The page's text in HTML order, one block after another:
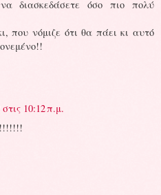
διασκεδάσετε όσο πιο πολύ
που νόμιζε ότι θα πάει κι αυτό
10:12 π.μ.